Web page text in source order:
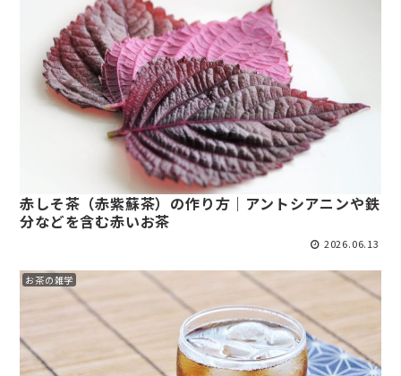
赤しそ茶（赤紫蘇茶）の作り方｜アントシアニンや鉄
分などを含む赤いお茶
2026.06.13
お茶の雑学